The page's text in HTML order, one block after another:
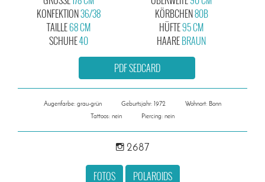
KONFEKTION36/38
KÖRBCHEN80B
TAILLE68 CM
SCHUHE40
HÜFTE95 CM
HAAREBRAUN
PDF SEDCARD
Augenfarbe: grau-grün Geburtsjahr: 1972
Wohnort: Bonn
Tattoos: nein
Piercing: nein
2687
FOTOS POLAROIDS